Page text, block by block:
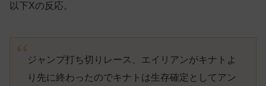
以下Xの反応。
ジャンプ打ち切りレース、エイリアンがキナトよ
り先に終わったのでキナトは生存確定としてアン